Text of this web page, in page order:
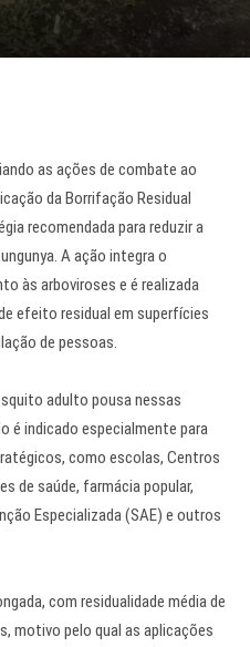
as ações de combate ao
da Borrifação Residual
recomendada para reduzir a
A ação integra o
às arboviroses e é realizada
efeito residual em superfícies
de pessoas.
adulto pousa nessas
é indicado especialmente para
como escolas, Centros
de saúde, farmácia popular,
Especializada (SAE) e outros
com residualidade média de
motivo pelo qual as aplicações